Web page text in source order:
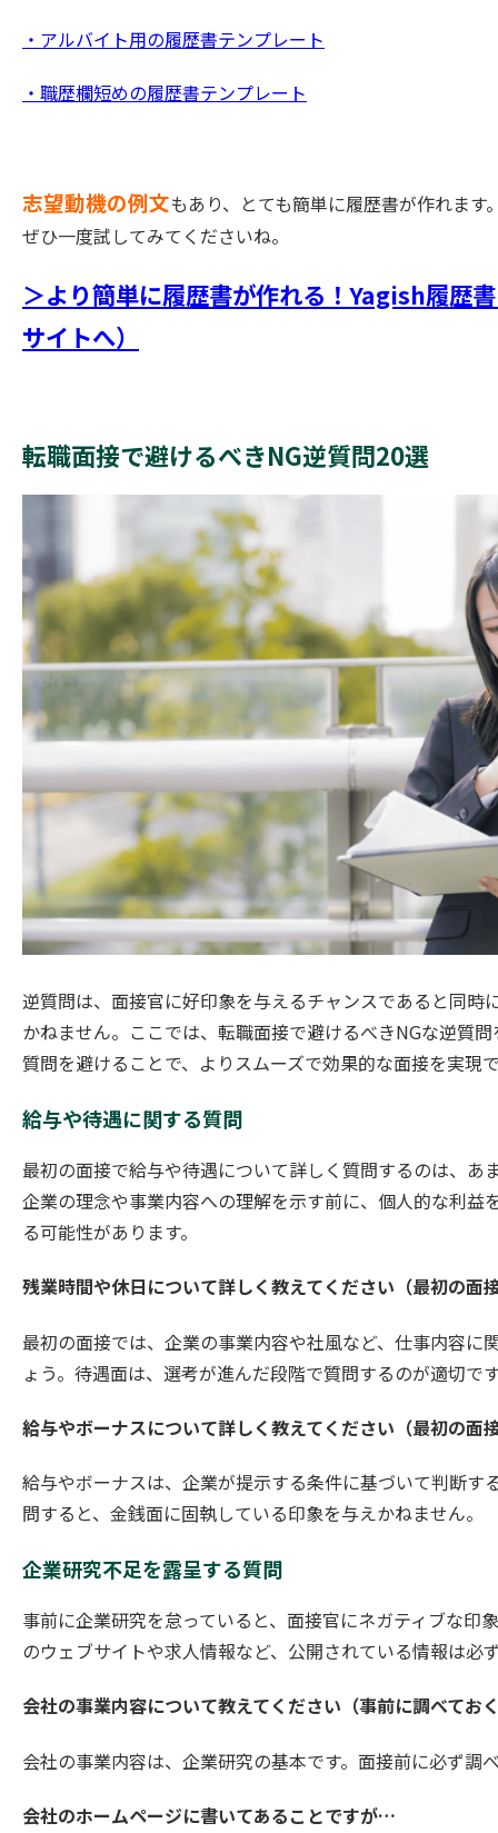
・アルバイト用の履歴書テンプレート
・職歴欄短めの履歴書テンプレート
志望動機の例文もあり、とても簡単に履歴書が作れます
ぜひ一度試してみてくださいね。
＞より簡単に履歴書が作れる！Yagish履歴
サイトへ）
転職面接で避けるべきNG逆質問20選
逆質問は、面接官に好印象を与えるチャンスであると同時
かねません。ここでは、転職面接で避けるべきNGな逆質
質問を避けることで、よりスムーズで効果的な面接を実現
給与や待遇に関する質問
最初の面接で給与や待遇について詳しく質問するのは、あ
企業の理念や事業内容への理解を示す前に、個人的な利益
る可能性があります。
残業時間や休日について詳しく教えてください（最初の面
最初の面接では、企業の事業内容や社風など、仕事内容に
ょう。待遇面は、選考が進んだ段階で質問するのが適切で
給与やボーナスについて詳しく教えてください（最初の面
給与やボーナスは、企業が提示する条件に基づいて判断す
問すると、金銭面に固執している印象を与えかねません。
企業研究不足を露呈する質問
事前に企業研究を怠っていると、面接官にネガティブな印
のウェブサイトや求人情報など、公開されている情報は必
会社の事業内容について教えてください（事前に調べてお
会社の事業内容は、企業研究の基本です。面接前に必ず調
会社のホームページに書いてあることですが…